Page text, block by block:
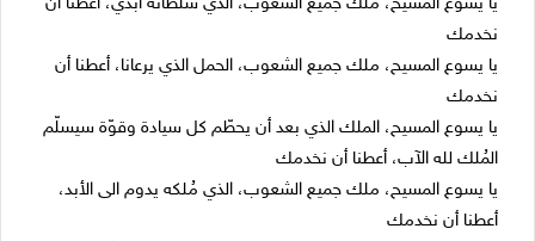
يا يسوع المسيح، ملك جميع الشعوب، الذي سلطانه أبدي، أعطنا أن
نخدمك
يا يسوع المسيح، ملك جميع الشعوب، الحمل الذي يرعانا، أعطنا أن
نخدمك
يا يسوع المسيح، الملك الذي بعد أن يحطّم كل سيادة وقوّة سيسلّم
المُلك لله الآب، أعطنا أن نخدمك
يا يسوع المسيح، ملك جميع الشعوب، الذي مُلكه يدوم الى الأبد،
أعطنا أن نخدمك